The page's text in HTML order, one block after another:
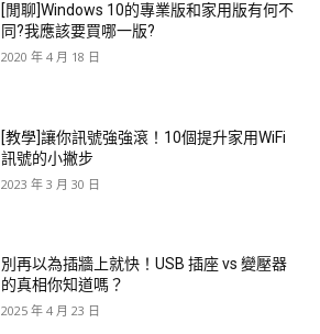
[閒聊]Windows 10的專業版和家用版有何不
同?我應該要買哪一版?
2020 年 4 月 18 日
[教學]讓你訊號強強滾！10個提升家用WiFi
訊號的小撇步
2023 年 3 月 30 日
別再以為插牆上就快！USB 插座 vs 變壓器
的真相你知道嗎？
2025 年 4 月 23 日